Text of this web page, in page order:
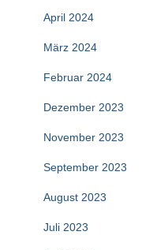
April 2024
März 2024
Februar 2024
Dezember 2023
November 2023
September 2023
August 2023
Juli 2023